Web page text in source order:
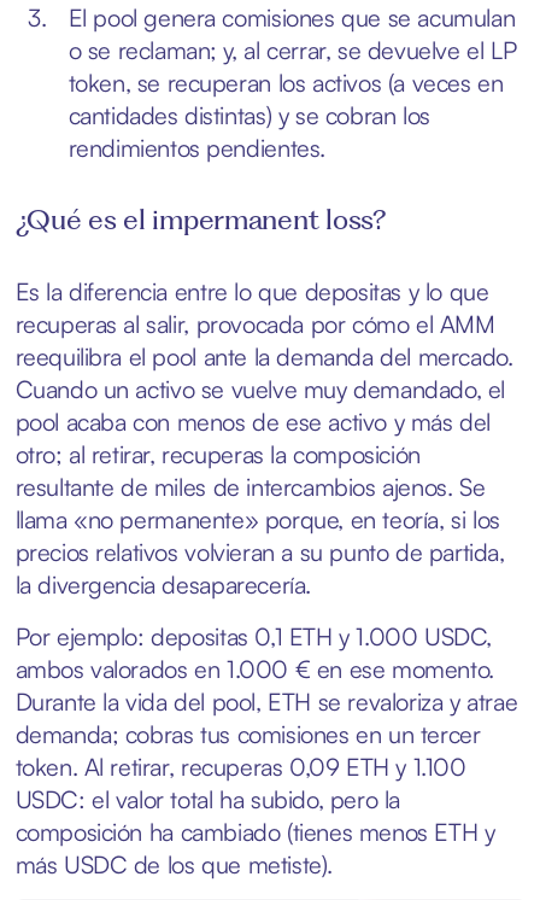
El pool genera comisiones que se acumulan
o se reclaman; y, al cerrar, se devuelve el LP
token, se recuperan los activos (a veces en
cantidades distintas) y se cobran los
rendimientos pendientes.
¿Qué es el impermanent loss?
Es la diferencia entre lo que depositas y lo que
recuperas al salir, provocada por cómo el AMM
reequilibra el pool ante la demanda del mercado.
Cuando un activo se vuelve muy demandado, el
pool acaba con menos de ese activo y más del
otro; al retirar, recuperas la composición
resultante de miles de intercambios ajenos. Se
llama «no permanente» porque, en teoría, si los
precios relativos volvieran a su punto de partida,
la divergencia desaparecería.
Por ejemplo: depositas 0,1 ETH y 1.000 USDC,
ambos valorados en 1.000 € en ese momento.
Durante la vida del pool, ETH se revaloriza y atrae
demanda; cobras tus comisiones en un tercer
token. Al retirar, recuperas 0,09 ETH y 1.100
USDC: el valor total ha subido, pero la
composición ha cambiado (tienes menos ETH y
más USDC de los que metiste).